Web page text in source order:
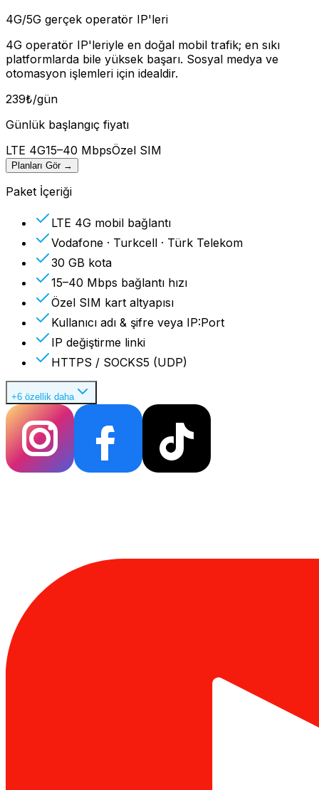
4G/5G gerçek operatör IP'leri
4G operatör IP'leriyle en doğal mobil trafik; en sıkı
platformlarda bile yüksek başarı. Sosyal medya ve
otomasyon işlemleri için idealdir.
239₺/gün
Günlük başlangıç fiyatı
LTE 4G15–40 MbpsÖzel SIM
Planları Gör →
Paket İçeriği
LTE 4G mobil bağlantı
Vodafone · Turkcell · Türk Telekom
30 GB kota
15–40 Mbps bağlantı hızı
Özel SIM kart altyapısı
Kullanıcı adı & şifre veya IP:Port
IP değiştirme linki
HTTPS / SOCKS5 (UDP)
+6 özellik daha